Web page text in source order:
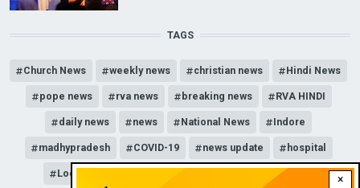
×
TAGS
Church News weekly news christian news Hindi News
pope news rva news breaking news RVA HINDI
daily news news National News Indore
madhypradesh COVID-19 news update hospital
Lockdown news channel